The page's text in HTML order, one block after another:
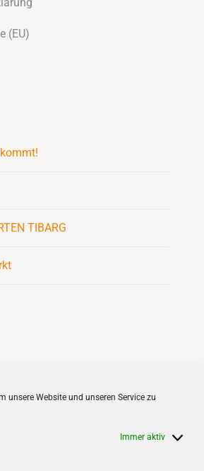
unsere Website und unseren Service zu
Immer aktiv
(EU)
TIBARG
City- und